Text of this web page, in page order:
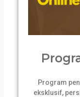
Program
eksklusif,